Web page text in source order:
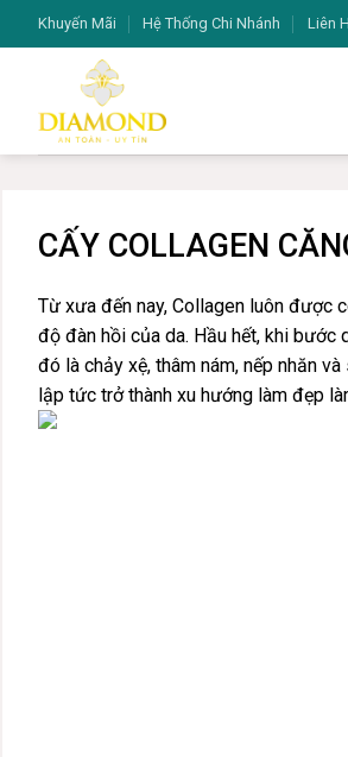
qua
Khuyến Mãi Hệ Thống Chi Nhánh Liên
CẤY COLLAGEN
Từ xưa đến nay, Collagen luôn được
độ đàn hồi của da. Hầu hết, khi bước
đó là chảy xệ, thâm nám, nếp nhăn
lập tức trở thành xu hướng làm đẹp